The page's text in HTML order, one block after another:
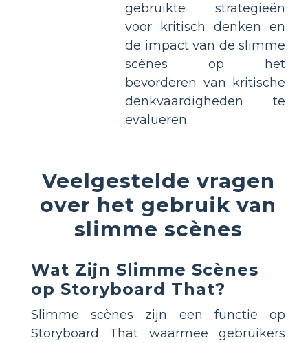
gebruikte strategieën
voor kritisch denken en
de impact van de slimme
scènes op het
bevorderen van kritische
denkvaardigheden te
evalueren.
Veelgestelde vragen
over het gebruik van
slimme scènes
Wat Zijn Slimme Scènes
op Storyboard That?
Slimme scènes zijn een functie op
Storyboard That waarmee gebruikers